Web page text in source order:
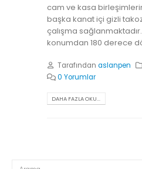
cam ve kasa
başka kanat içi gizli
çalışma
konumdan 180 derece
Tarafından aslanpen
0 Yorumlar
DAHA FAZLA OKU...